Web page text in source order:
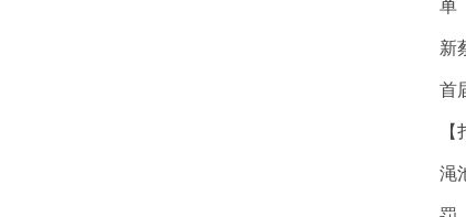
单
新
首
渑